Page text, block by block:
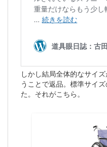
しかし結局全体的なサイ
うことで返品。標準サイ
た。それがこちら。